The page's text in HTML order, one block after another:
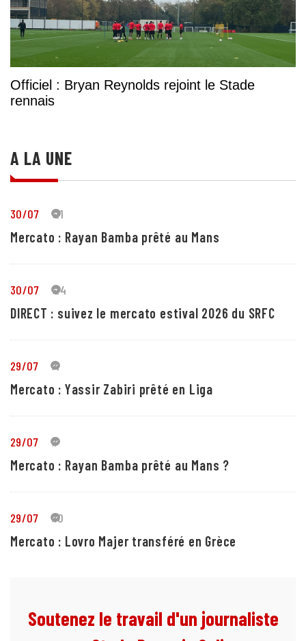
Officiel : Bryan Reynolds rejoint le Stade
rennais
A LA UNE
30/07 21
Mercato : Rayan Bamba prêté au Mans
30/07 24
DIRECT : suivez le mercato estival 2026 du SRFC
29/07 4
Mercato : Yassir Zabiri prêté en Liga
29/07 1
Mercato : Rayan Bamba prêté au Mans ?
29/07 10
Mercato : Lovro Majer transféré en Grèce
Soutenez le travail d'un journaliste